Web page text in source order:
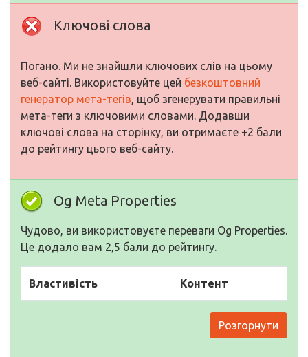
Ключові слова
Погано. Ми не знайшли ключових слів на цьому
веб-сайті. Використовуйте цей безкоштовний
генератор мета-тегів, щоб згенерувати правильні
мета-теги з ключовими словами. Додавши
ключові слова на сторінку, ви отримаєте +2 бали
до рейтингу цього веб-сайту.
Og Meta Properties
Чудово, ви використовуєте переваги Og Properties.
Це додало вам 2,5 бали до рейтингу.
Властивість Контент
Розгорнути